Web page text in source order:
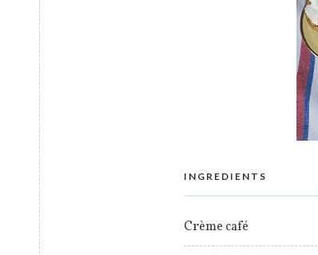
INGREDIENTS
Crème café